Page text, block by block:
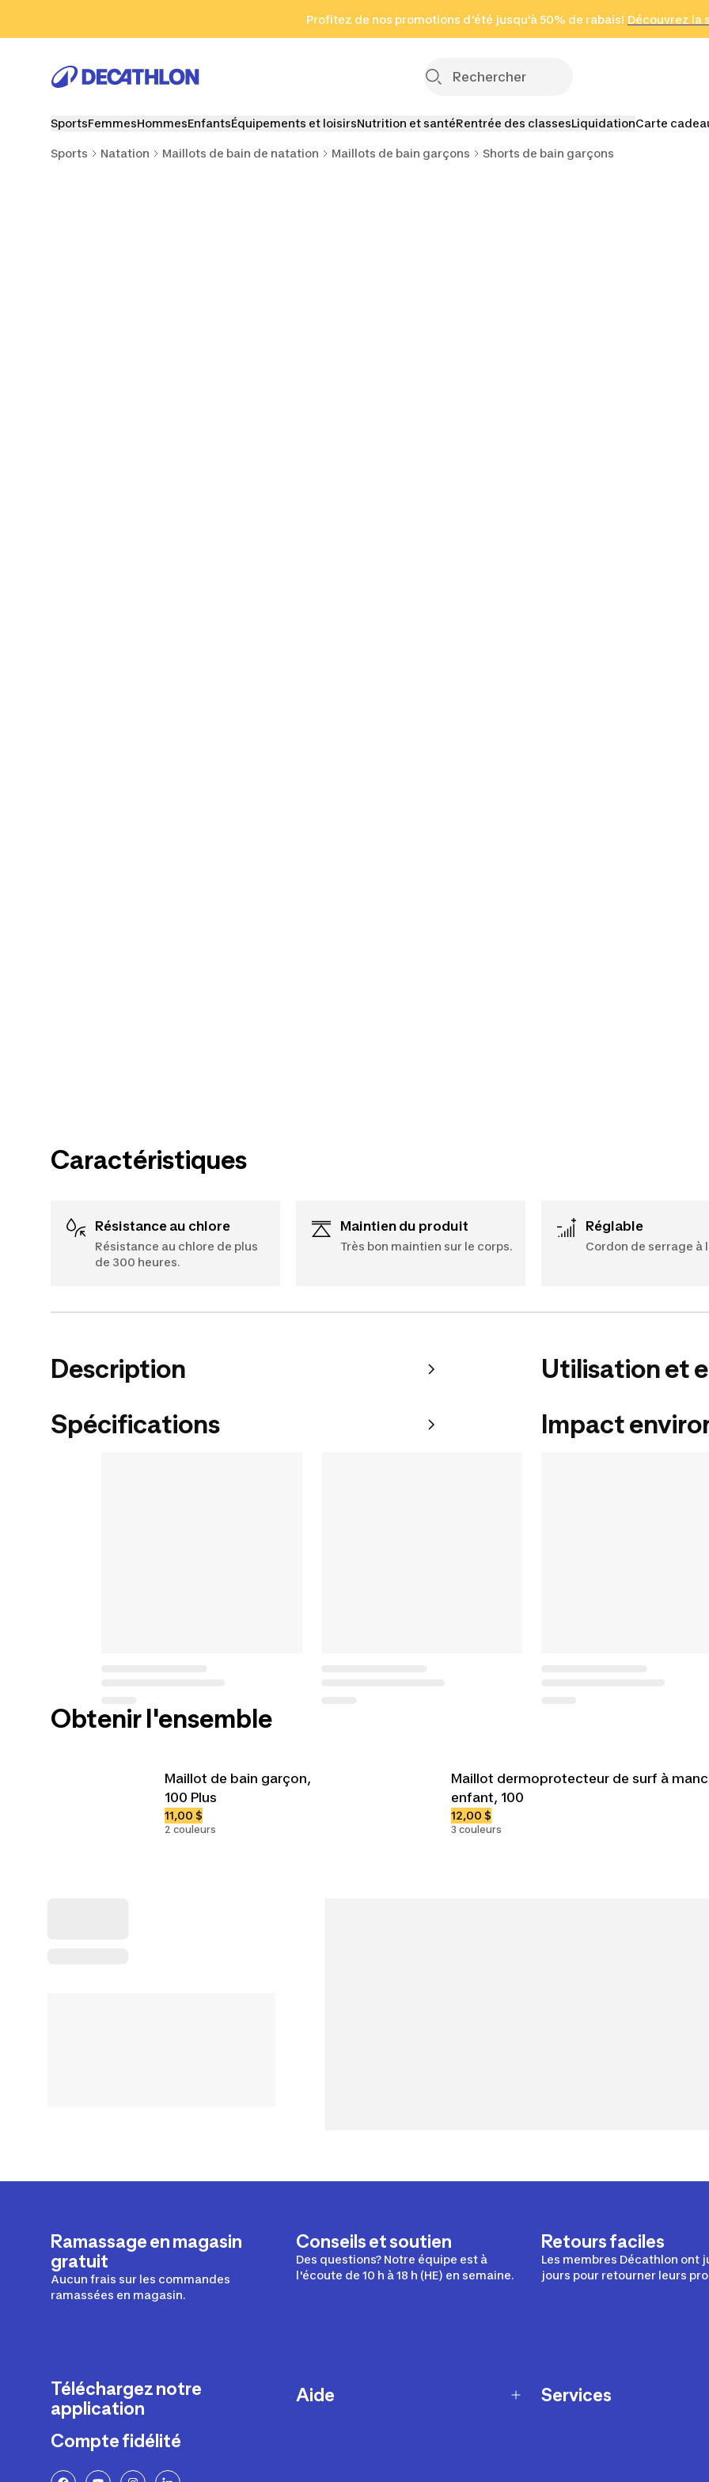
Aller au pied de page
Profitez de nos promotions d'été jusqu'à 50% de rabais! Découvrez la
Cliquez ici
en seulement 2
(Zones sélectionnées)
SportsFemmesHommesEnfantsÉquipements et loisirsNutrition et santéRentrée des classesLiquidationCarte
Sports Natation Maillots de bain de natation Maillots de bain garçons Shorts de bain garçons
Caractéristiques
Résistance au chlore
Résistance au chlore de plus
de 300 heures.
Maintien du produit
Très bon maintien sur le corps.
Réglable
Cordon de serrage à
Description
Spécifications
Utilisation et
Impact
Obtenir l'ensemble
Maillot de bain garçon,
100 Plus
11,00 $
2 couleurs
Maillot dermoprotecteur de surf à
enfant, 100
12,00 $
3 couleurs
Ramassage en magasin
gratuit
Aucun frais sur les commandes
ramassées en magasin.
Conseils et soutien
Des questions? Notre équipe est à
l'écoute de 10 h à 18 h (HE) en semaine.
Retours faciles
Les membres Décathlon ont
jours pour retourner leurs
Téléchargez notre
application
Compte fidélité
Aide Services